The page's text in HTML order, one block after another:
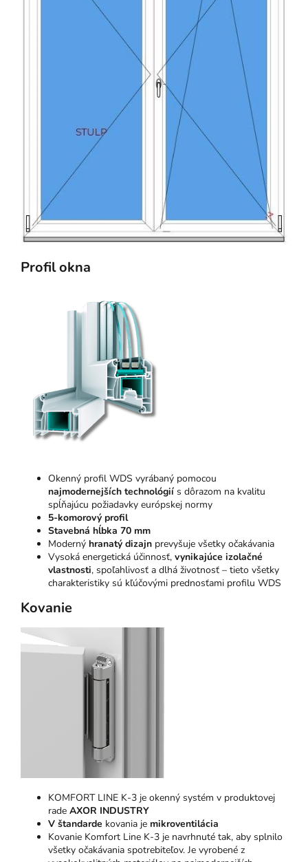
Profil okna
Okenný profil WDS vyrábaný pomocou
najmodernejších technológií s dôrazom na kvalitu
spĺňajúcu požiadavky európskej normy
5-komorový profil
Stavebná hĺbka 70 mm
Moderný hranatý dizajn prevyšuje všetky očakávania
Vysoká energetická účinnosť, vynikajúce izolačné
vlastnosti, spoľahlivosť a dlhá životnosť – tieto všetky
charakteristiky sú kľúčovými prednosťami profilu WDS
Kovanie
KOMFORT LINE K-3 je okenný systém v produktovej
rade AXOR INDUSTRY
V štandarde kovania je mikroventilácia
Kovanie Komfort Line K-3 je navrhnuté tak, aby splnilo
všetky očakávania spotrebiteľov. Je vyrobené z